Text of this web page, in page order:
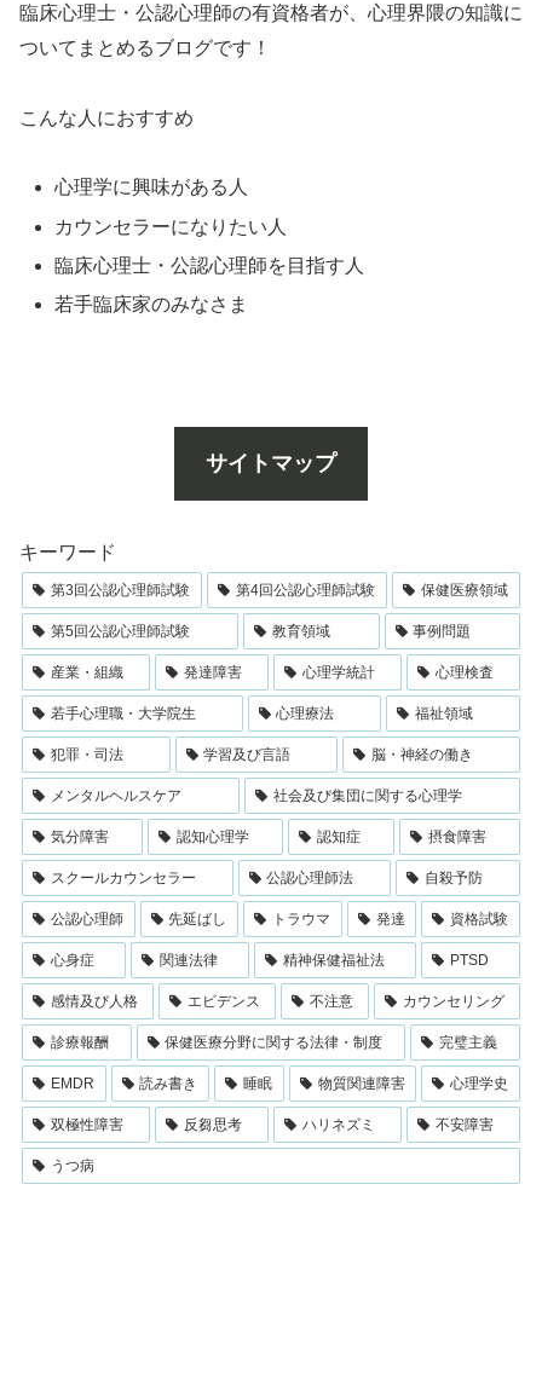
臨床心理士・公認心理師の有資格者が、心理界隈の知識に
ついてまとめるブログです！
こんな人におすすめ
心理学に興味がある人
カウンセラーになりたい人
臨床心理士・公認心理師を目指す人
若手臨床家のみなさま
サイトマップ
キーワード
第3回公認心理師試験 第4回公認心理師試験 保健医療領域
第5回公認心理師試験 教育領域 事例問題
産業・組織 発達障害 心理学統計 心理検査
若手心理職・大学院生 心理療法 福祉領域
犯罪・司法 学習及び言語 脳・神経の働き
メンタルヘルスケア 社会及び集団に関する心理学
気分障害 認知心理学 認知症 摂食障害
スクールカウンセラー 公認心理師法 自殺予防
公認心理師 先延ばし トラウマ 発達 資格試験
心身症 関連法律 精神保健福祉法 PTSD
感情及び人格 エビデンス 不注意 カウンセリング
診療報酬 保健医療分野に関する法律・制度 完璧主義
EMDR 読み書き 睡眠 物質関連障害 心理学史
双極性障害 反芻思考 ハリネズミ 不安障害
うつ病